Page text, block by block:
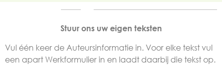
Stuur ons uw eigen teksten
Vul één keer de Auteursinformatie in. Voor elke tekst vul
een apart Werkformulier in en laadt daarbij die tekst op.